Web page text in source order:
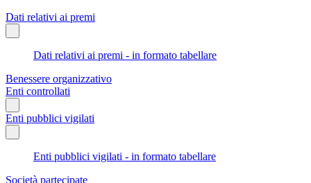
Dati relativi ai premi
Dati relativi ai premi - in formato tabellare
Benessere organizzativo
Enti controllati
Enti pubblici vigilati
Enti pubblici vigilati - in formato tabellare
Società partecipate